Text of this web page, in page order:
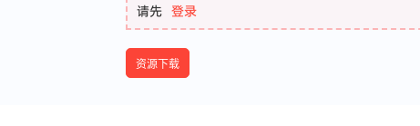
请先 登录
资源下载